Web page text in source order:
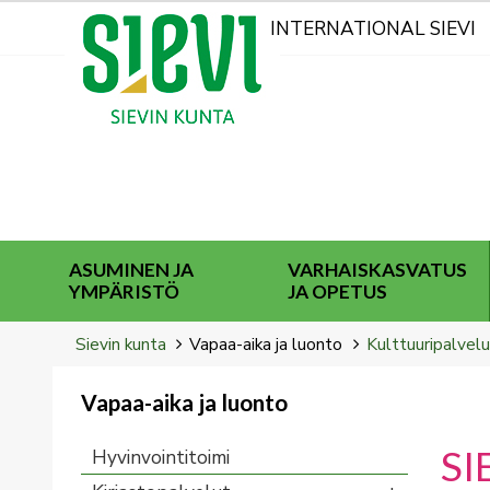
Kohderyhmät
INTERNATIONAL SIEVI
ASUMINEN JA
YMPÄRISTÖ
VARHAISKASVATUS
JA OPETUS
Breadcrumbs
You
here:
Sievin kunta Vapaa-aika ja luonto
You
here:
Vapaa-aika ja luonto
Hyvinvointitoimi